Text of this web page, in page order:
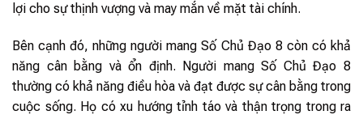
lợi cho sự thịnh vượng và may mắn về mặt tài chính.
Bên cạnh đó, những người mang Số Chủ Đạo 8 còn có khả
năng cân bằng và ổn định. Người mang Số Chủ Đạo 8
thường có khả năng điều hòa và đạt được sự cân bằng trong
cuộc sống. Họ có xu hướng tỉnh táo và thận trọng trong ra